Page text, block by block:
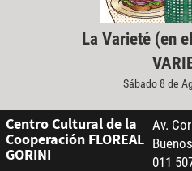
La Varieté (en
Sábado 8 de
Centro Cultural de la
Cooperación FLOREAL
GORINI
Av.
011